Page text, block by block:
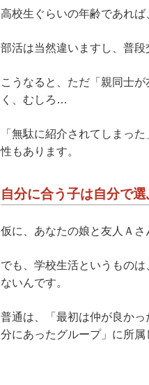
高校生ぐらいの年齢であれば
部活は当然違いますし、普段
こうなると、ただ「親同士
く、むしろ…
「無駄に紹介されてしまっ
性もあります。
自分に合う子は自分で選
仮に、あなたの娘と友人Ａさ
でも、学校生活というもの
ないんです。
普通は、「最初は仲が良か
分にあったグループ」に所属